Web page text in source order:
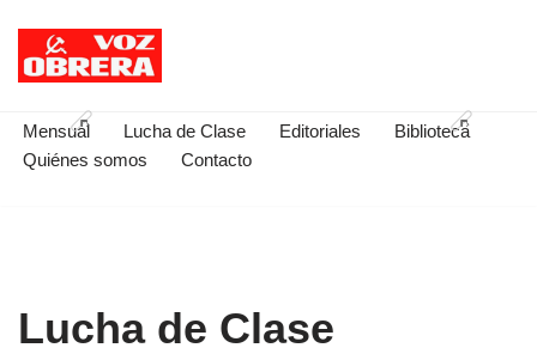
Saltar
contenido
Mensual Lucha de Clase Editoriales
Biblioteca
Quiénes somos
Contacto
Lucha de Clase